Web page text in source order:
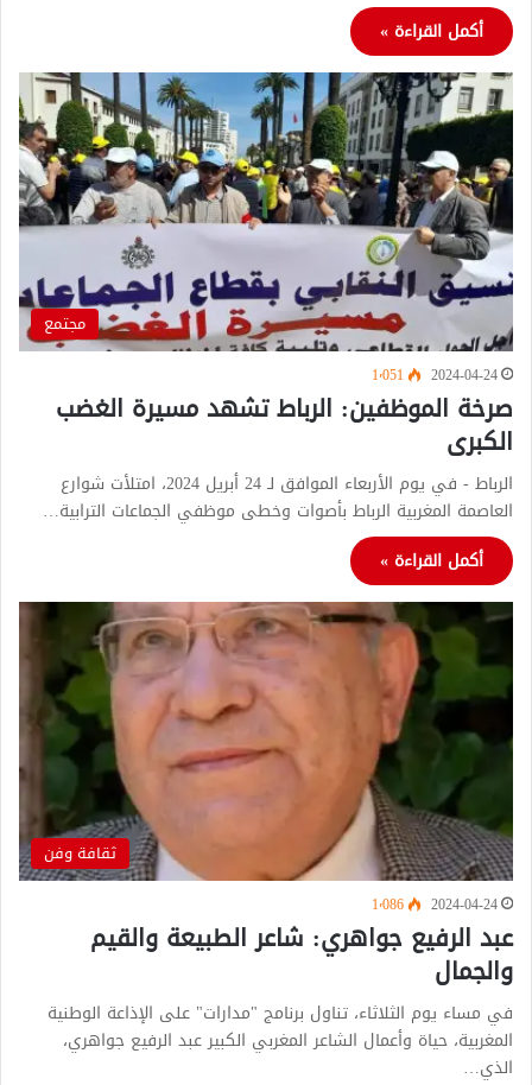
أكمل القراءة »
مجتمع
2024-04-24 1٬051
صرخة الموظفين: الرباط تشهد مسيرة الغضب
الكبرى
الرباط - في يوم الأربعاء الموافق لـ 24 أبريل 2024، امتلأت شوارع
العاصمة المغربية الرباط بأصوات وخطى موظفي الجماعات الترابية…
أكمل القراءة »
ثقافة وفن
2024-04-24 1٬086
عبد الرفيع جواهري: شاعر الطبيعة والقيم
والجمال
في مساء يوم الثلاثاء، تناول برنامج "مدارات" على الإذاعة الوطنية
المغربية، حياة وأعمال الشاعر المغربي الكبير عبد الرفيع جواهري،
الذي…